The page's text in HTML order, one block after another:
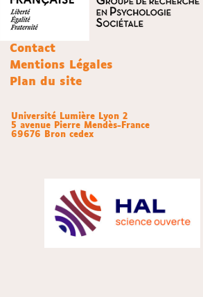
Contact
Mentions Légales
Plan du site
Université Lumière Lyon 2
5 avenue Pierre Mendès-France
69676 Bron cedex